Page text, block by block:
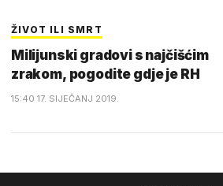
ŽIVOT ILI SMRT
Milijunski gradovi s najčišćim
zrakom, pogodite gdje je RH
15:40 17. SIJEČANJ 2019.